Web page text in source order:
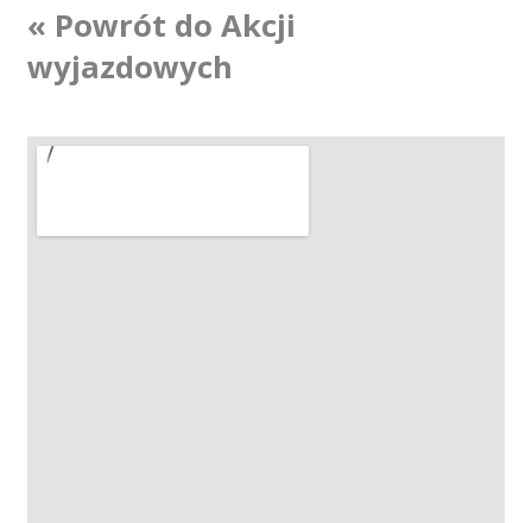
Akcje wyjazdowe
Krwiodawcy
Szpitale
« Powrót do Akcji
wyjazdowych